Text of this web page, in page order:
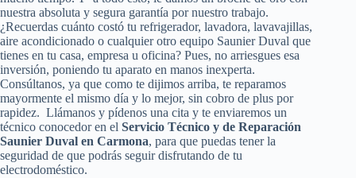
nuestra absoluta y segura garantía por nuestro trabajo.
¿Recuerdas cuánto costó tu refrigerador, lavadora, lavavajillas,
aire acondicionado o cualquier otro equipo Saunier Duval que
tienes en tu casa, empresa u oficina? Pues, no arriesgues esa
inversión, poniendo tu aparato en manos inexperta.
Consúltanos, ya que como te dijimos arriba, te reparamos
mayormente el mismo día y lo mejor, sin cobro de plus por
rapidez. Llámanos y pídenos una cita y te enviaremos un
técnico conocedor en el Servicio Técnico y de Reparación
Saunier Duval en Carmona, para que puedas tener la
seguridad de que podrás seguir disfrutando de tu
electrodoméstico.